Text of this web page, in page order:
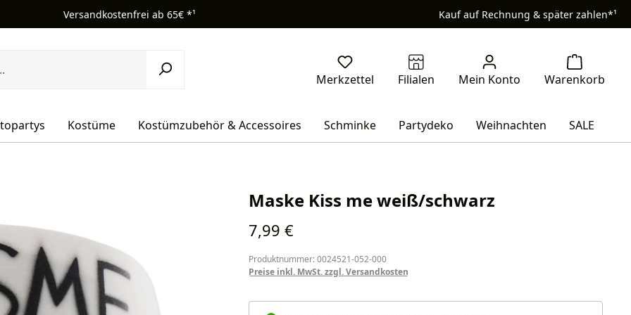
Versandkostenfrei ab 65€ *¹ Kauf auf Rechnung & später zahlen*¹
Kostüme Kostümzubehör & Accessoires Schminke Partydeko Weihnachten SALE
Maske Kiss me weiß/schwarz
Regulärer Preis:
7,99 €
Produktnummer: 0024521-052-000
Preise inkl. MwSt. zzgl. Versandkosten